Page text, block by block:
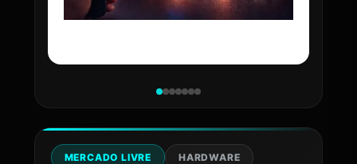
MERCADO LIVRE HARDWARE